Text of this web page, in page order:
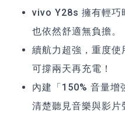
vivo Y28s 擁有輕巧
也依然舒適無負擔。
續航力超強，重度使
可撐兩天再充電！
內建「150% 音量增
清楚聽見音樂與影片